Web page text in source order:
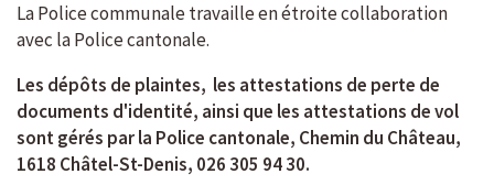
La Police communale travaille en étroite collaboration
avec la Police cantonale.
Les dépôts de plaintes, les attestations de perte de
documents d'identité, ainsi que les attestations de vol
sont gérés par la Police cantonale, Chemin du Château,
1618 Châtel-St-Denis, 026 305 94 30.